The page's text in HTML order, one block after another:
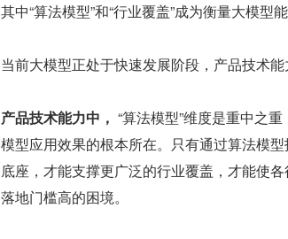
其中“算法模型”和“行业覆盖”成为衡量大模型
当前大模型正处于快速发展阶段，产品技术能
产品技术能力中， “算法模型”维度是重中之
模型应用效果的根本所在。只有通过算法模
底座，才能支撑更广泛的行业覆盖，才能使
落地门槛高的困境。